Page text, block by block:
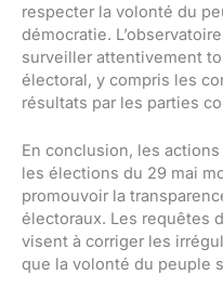
respecter la volonté du
démocratie.
surveiller attentivement
électoral, y compris les
résultats par les parties
En conclusion, les
les élections du 29 mai
promouvoir la
électoraux. Les requêtes
visent à corriger les
que la volonté du peuple